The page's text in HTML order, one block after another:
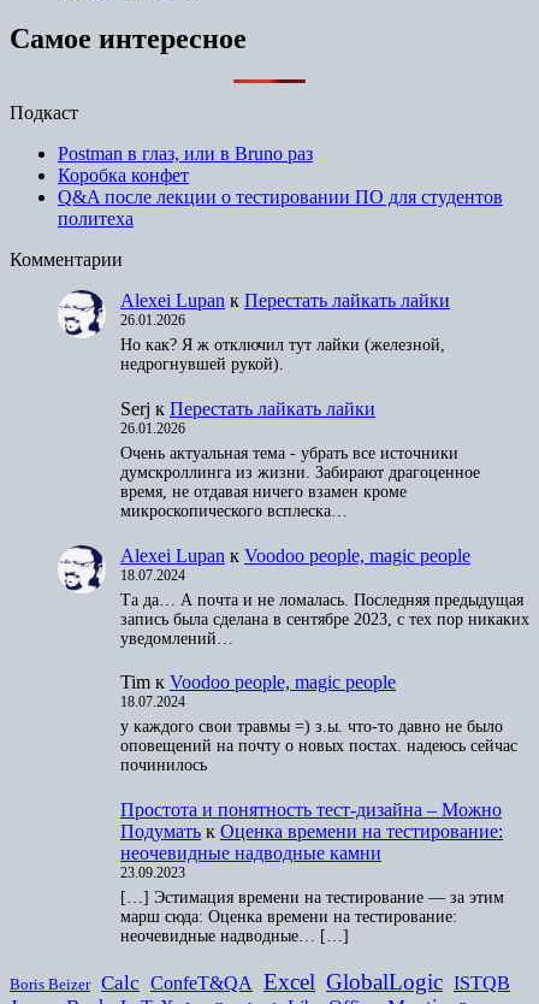
Самое интересное
Подкаст
Postman в глаз, или в Bruno раз
Коробка конфет
Q&A после лекции о тестировании ПО для студентов
политеха
Комментарии
Alexei Lupan к Перестать лайкать лайки
26.01.2026
Но как? Я ж отключил тут лайки (железной,
недрогнувшей рукой).
Serj к Перестать лайкать лайки
26.01.2026
Очень актуальная тема - убрать все источники
думскроллинга из жизни. Забирают драгоценное
время, не отдавая ничего взамен кроме
микроскопического всплеска…
Alexei Lupan к Voodoo people, magic people
18.07.2024
Та да… А почта и не ломалась. Последняя предыдущая
запись была сделана в сентябре 2023, с тех пор никаких
уведомлений…
Tim к Voodoo people, magic people
18.07.2024
у каждого свои травмы =) з.ы. что-то давно не было
оповещений на почту о новых постах. надеюсь сейчас
починилось
Простота и понятность тест-дизайна – Можно
Подумать к Оценка времени на тестирование:
неочевидные надводные камни
23.09.2023
[…] Эстимация времени на тестирование — за этим
марш сюда: Оценка времени на тестирование:
неочевидные надводные… […]
Boris Beizer Calc ConfeT&QA Excel GlobalLogic ISTQB